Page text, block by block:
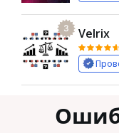
3 Velrix